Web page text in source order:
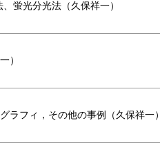
蛍光分光法（久保祥一）
）
ラフィ，その他の事例（久保祥一）